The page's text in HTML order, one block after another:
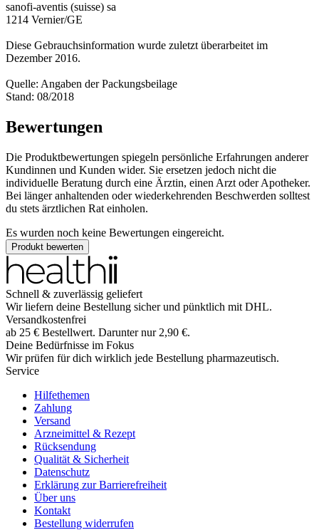
sanofi-aventis (suisse) sa
1214 Vernier/GE
Diese Gebrauchsinformation wurde zuletzt überarbeitet im
Dezember 2016.
Quelle: Angaben der Packungsbeilage
Stand: 08/2018
Bewertungen
Die Produktbewertungen spiegeln persönliche Erfahrungen anderer
Kundinnen und Kunden wider. Sie ersetzen jedoch nicht die
individuelle Beratung durch eine Ärztin, einen Arzt oder Apotheker.
Bei länger anhaltenden oder wiederkehrenden Beschwerden solltest
du stets ärztlichen Rat einholen.
Es wurden noch keine Bewertungen eingereicht.
Produkt bewerten
Schnell & zuverlässig geliefert
Wir liefern deine Bestellung sicher und pünktlich mit DHL.
Versandkostenfrei
ab 25 € Bestellwert. Darunter nur 2,90 €.
Deine Bedürfnisse im Fokus
Wir prüfen für dich wirklich jede Bestellung pharmazeutisch.
Service
Hilfethemen
Zahlung
Versand
Arzneimittel & Rezept
Rücksendung
Qualität & Sicherheit
Datenschutz
Erklärung zur Barrierefreiheit
Über uns
Kontakt
Bestellung widerrufen